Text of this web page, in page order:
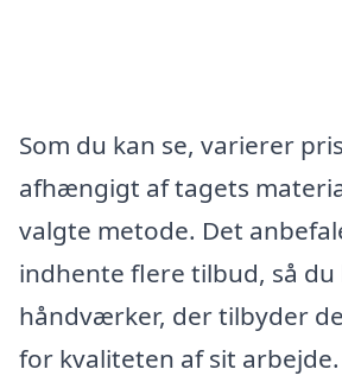
Som du kan se, varierer
afhængigt af tagets
valgte metode. Det
indhente flere tilbud, så
håndværker, der tilbyder
for kvaliteten af sit arbejde.